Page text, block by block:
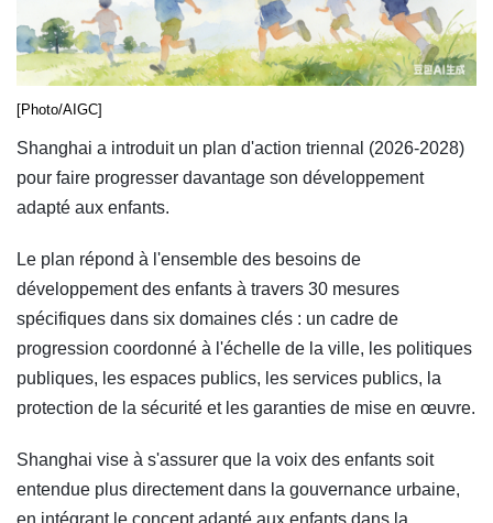
[Photo/AIGC]
Shanghai a introduit un plan d'action triennal (2026-2028)
pour faire progresser davantage son développement
adapté aux enfants.
Le plan répond à l'ensemble des besoins de
développement des enfants à travers 30 mesures
spécifiques dans six domaines clés : un cadre de
progression coordonné à l'échelle de la ville, les politiques
publiques, les espaces publics, les services publics, la
protection de la sécurité et les garanties de mise en œuvre.
Shanghai vise à s'assurer que la voix des enfants soit
entendue plus directement dans la gouvernance urbaine,